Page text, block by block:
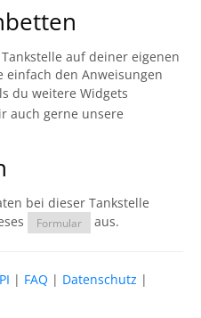
auf deiner eigenen
einfach den Anweisungen
du weitere Widgets
auch gerne unsere
bei dieser Tankstelle
Formular aus.
| FAQ | Datenschutz |